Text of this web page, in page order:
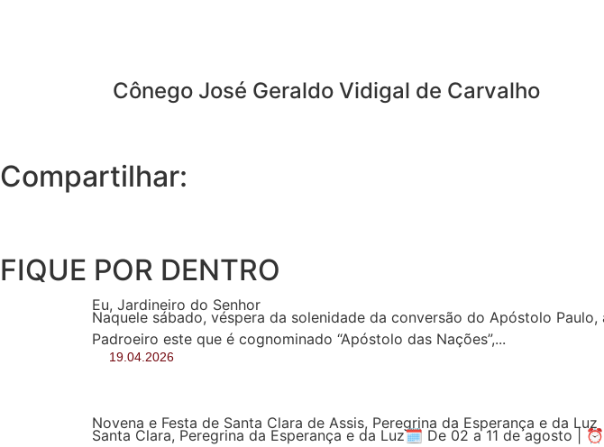
Cônego José Geraldo Vidigal de Carvalho
Compartilhar:
FIQUE POR DENTRO
Eu, Jardineiro do Senhor
Naquele sábado, véspera da solenidade da conversão do Apóstolo
Padroeiro este que é cognominado “Apóstolo das Nações”,...
19.04.2026
Novena e Festa de Santa Clara de Assis, Peregrina da Esperança e da Luz
Santa Clara, Peregrina da Esperança e da Luz🗓️ De 02 a 11 de agosto |